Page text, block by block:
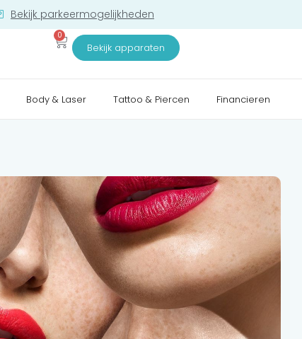
Bekijk parkeermogelijkheden
0
Bekijk apparaten
Body & Laser Tattoo & Piercen Financieren